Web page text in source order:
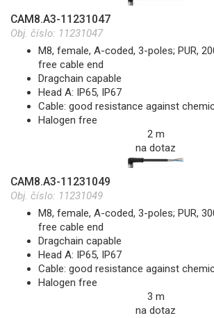
CAM8.A3-11231047
Obj. číslo: 11231047
M8, female, A-coded, 3-poles; PUR,
free cable end
Dragchain capable
Head A: IP65, IP67
Cable: good resistance against
Halogen free
2 m
na dotaz
CAM8.A3-11231049
Obj. číslo: 11231049
M8, female, A-coded, 3-poles; PUR,
free cable end
Dragchain capable
Head A: IP65, IP67
Cable: good resistance against
Halogen free
3 m
na dotaz